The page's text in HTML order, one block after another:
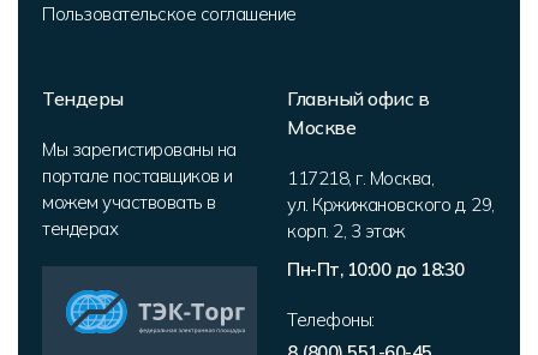
Пользовательское соглашение
Тендеры
Мы зарегистированы на
портале поставщиков и
можем участвовать в
тендерах
Главный офис в
Москве
117218, г. Москва
ул. Кржижановского д. 29,
корп. 2 3 этаж
Пн-Пт, 10:00 до 18:30
Телефоны: